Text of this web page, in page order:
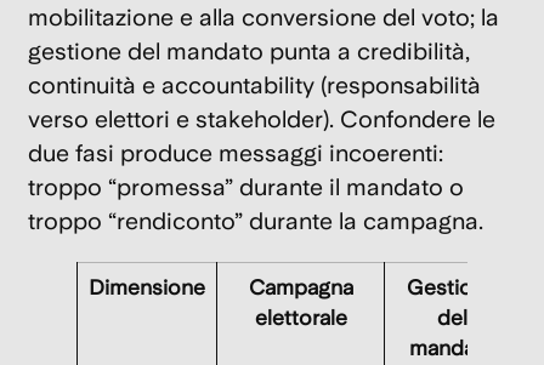
mobilitazione e alla conversione del voto; la
gestione del mandato punta a credibilità,
continuità e accountability (responsabilità
verso elettori e stakeholder). Confondere le
due fasi produce messaggi incoerenti:
troppo “promessa” durante il mandato o
troppo “rendiconto” durante la campagna.
Dimensione
Campagna
elettorale
Gestione
del
mandato